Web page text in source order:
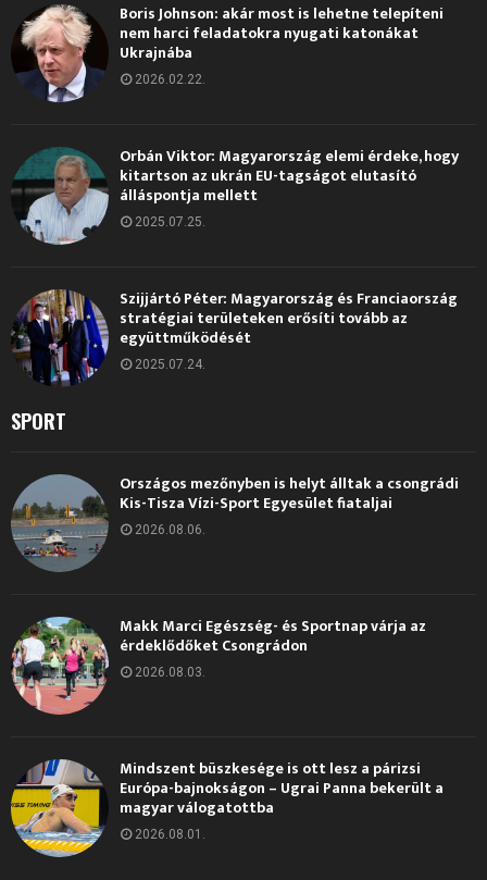
Boris Johnson: akár most is lehetne telepíteni
nem harci feladatokra nyugati katonákat
Ukrajnába
2026.02.22.
Orbán Viktor: Magyarország elemi érdeke, hogy
kitartson az ukrán EU-tagságot elutasító
álláspontja mellett
2025.07.25.
Szijjártó Péter: Magyarország és Franciaország
stratégiai területeken erősíti tovább az
együttműködését
2025.07.24.
SPORT
Országos mezőnyben is helyt álltak a csongrádi
Kis-Tisza Vízi-Sport Egyesület fiataljai
2026.08.06.
Makk Marci Egészség- és Sportnap várja az
érdeklődőket Csongrádon
2026.08.03.
Mindszent büszkesége is ott lesz a párizsi
Európa-bajnokságon – Ugrai Panna bekerült a
magyar válogatottba
2026.08.01.